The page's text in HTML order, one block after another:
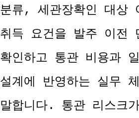
분류, 세관장확인 대상
취득 요건을 발주 이전
확인하고 통관 비용과
설계에 반영하는 실무
말합니다. 통관 리스크